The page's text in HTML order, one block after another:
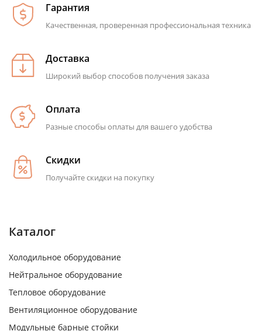
Гарантия
Качественная, проверенная профессиональная техника
Доставка
Широкий выбор способов получения заказа
Оплата
Разные способы оплаты для вашего удобства
Скидки
Получайте скидки на покупку
Каталог
Холодильное оборудование
Нейтральное оборудование
Тепловое оборудование
Вентиляционное оборудование
Модульные барные стойки